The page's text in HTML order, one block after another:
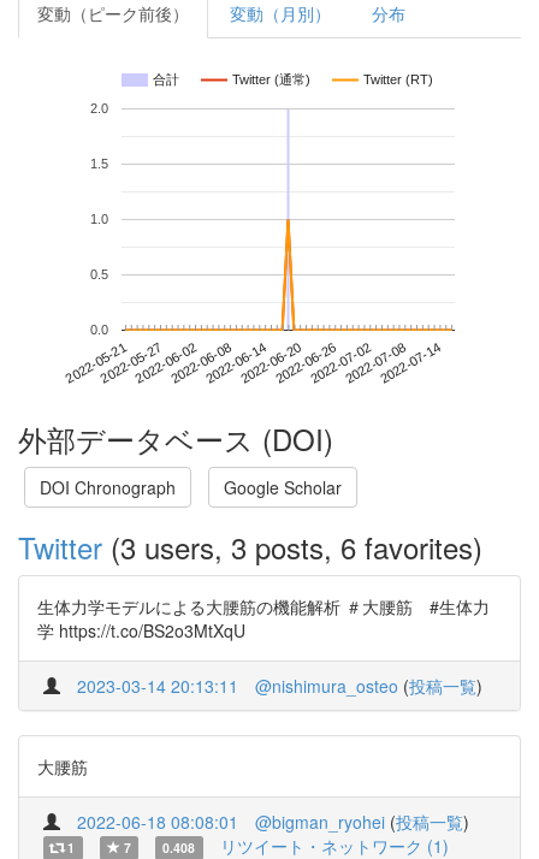
変動（ピーク前後） 変動（月別） 分布
合計 Twitter (通常) Twitter (RT)
2022-05-212022-05-272022-06-022022-06-082022-06-142022-06-202022-06-262022-07-022022-07-082022-07-14
0.0
0.5
1.0
1.5
2.0
外部データベース (DOI)
DOI Chronograph Google Scholar
Twitter (3 users, 3 posts, 6 favorites)
生体力学モデルによる大腰筋の機能解析 ＃大腰筋 #生体力
学 https://t.co/BS2o3MtXqU
2023-03-14 20:13:11 @nishimura_osteo (投稿一覧)
大腰筋
2022-06-18 08:08:01 @bigman_ryohei (投稿一覧)
1 7 0.408 リツイート・ネットワーク (1)